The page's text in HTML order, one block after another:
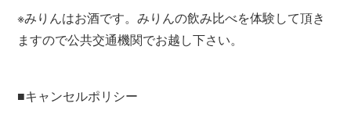
※みりんはお酒です。みりんの飲み比べを体験して頂き
ますので公共交通機関でお越し下さい。
■キャンセルポリシー